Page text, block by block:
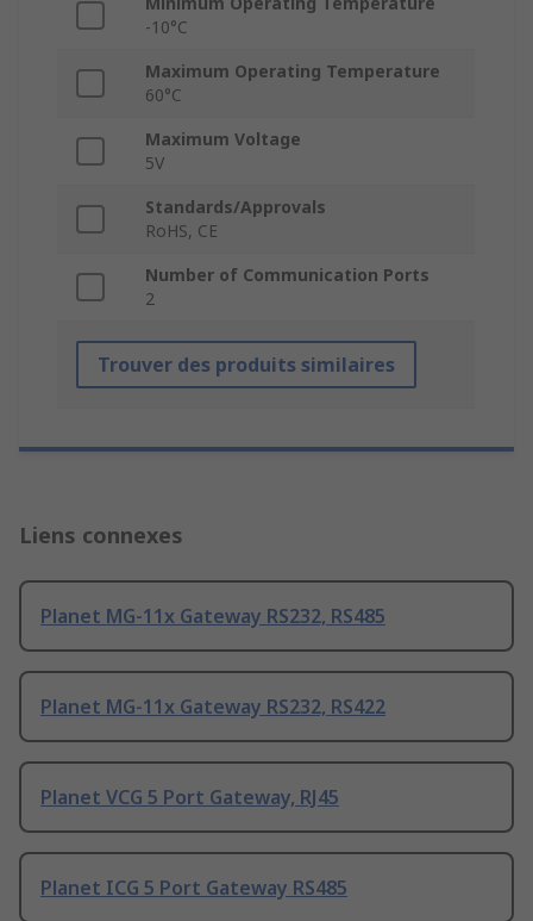
-10°C
Maximum Operating Temperature
60°C
Maximum Voltage
5V
Standards/Approvals
RoHS, CE
Number of Communication Ports
2
Trouver des produits similaires
Liens connexes
Planet MG-11x Gateway RS232, RS485
Planet MG-11x Gateway RS232, RS422
Planet VCG 5 Port Gateway, RJ45
Planet ICG 5 Port Gateway RS485